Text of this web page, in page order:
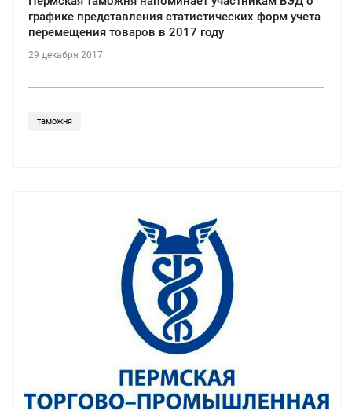
графике представления статистических форм учета
перемещения товаров в 2017 году
29 декабря 2017
таможня